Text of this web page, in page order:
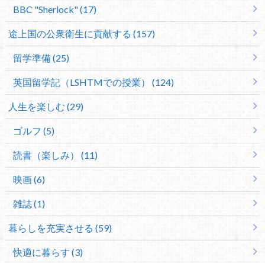
BBC "Sherlock" (17)
途上国の公衆衛生に貢献する (157)
留学準備 (25)
英国留学記（LSHTMでの授業） (124)
人生を楽しむ (29)
ゴルフ (5)
読書（楽しみ） (11)
映画 (6)
雑誌 (1)
暮らしを充実させる (59)
快適に暮らす (3)